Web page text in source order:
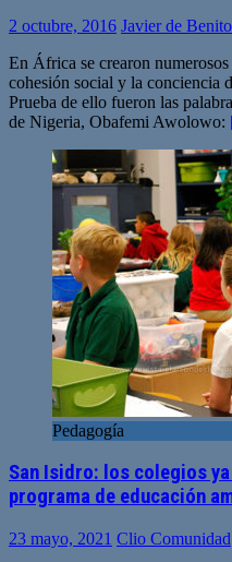
2 octubre, 2016 Javier de Benito
En África se crearon
cohesión social y la conciencia
Prueba de ello fueron las
de Nigeria, Obafemi Awolowo:
Pedagogía
San Isidro: los colegios
programa de educación
23 mayo, 2021 Clio Comunidad